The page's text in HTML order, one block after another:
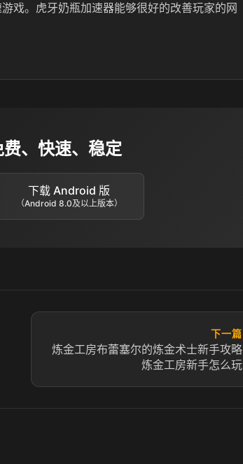
戏。虎牙奶瓶加速器能够很好的改善玩家的网
、快速、稳定
下载 Android 版
（Android 8.0及以上版本）
下一篇
炼金工房布蕾塞尔的炼金术士新手攻略
炼金工房新手怎么玩